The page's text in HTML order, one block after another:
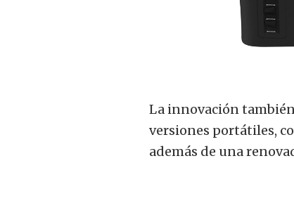
La innovación
versiones portátiles,
además de una